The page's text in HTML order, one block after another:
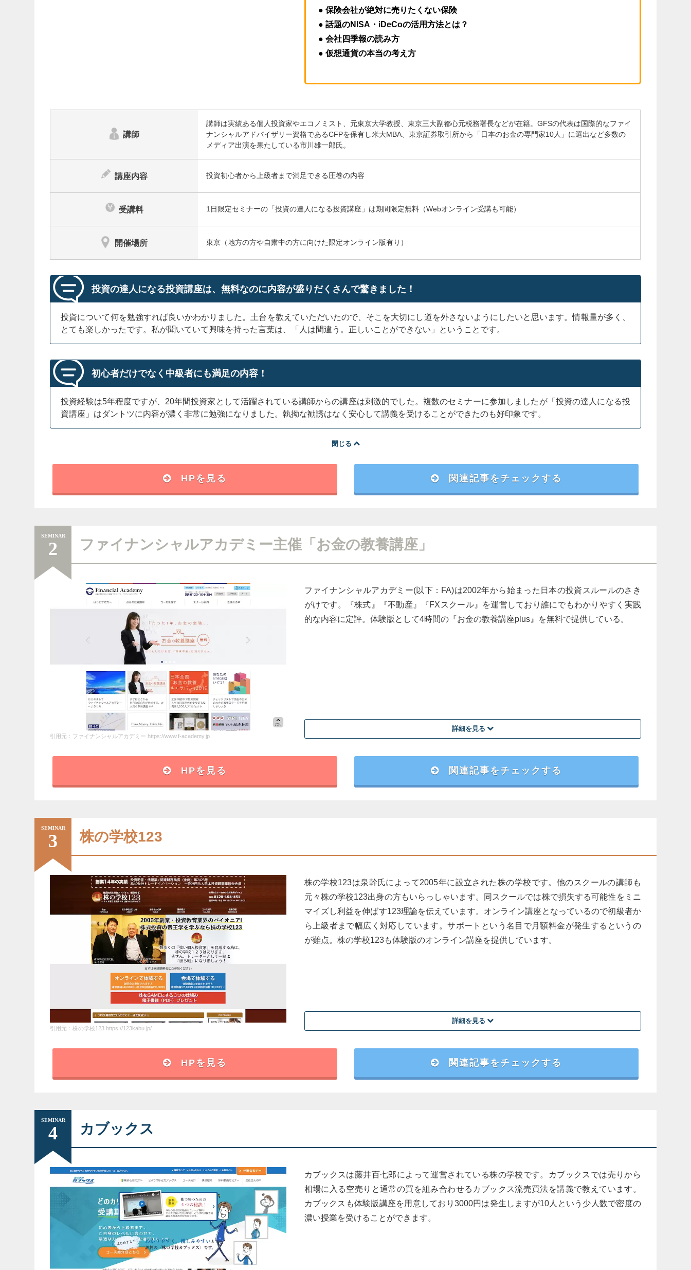
● 保険会社が絶対に売りたくない保険
● 話題のNISA・iDeCoの活用方法とは？
● 会社四季報の読み方
● 仮想通貨の本当の考え方
講師
講師は実績ある個人投資家やエコノミスト、元東京大学教授、東京三大副都心元税務署長などが在籍。GFSの代表は国際的なファイ
ナンシャルアドバイザリー資格であるCFPを保有し米大MBA、東京証券取引所から「日本のお金の専門家10人」に選出など多数の
メディア出演を果たしている市川雄一郎氏。
講座内容 投資初心者から上級者まで満足できる圧巻の内容
受講料 1日限定セミナーの「投資の達人になる投資講座」は期間限定無料（Webオンライン受講も可能）
開催場所 東京（地方の方や自粛中の方に向けた限定オンライン版有り）
投資の達人になる投資講座は、無料なのに内容が盛りだくさんで驚きました！
投資について何を勉強すれば良いかわかりました。土台を教えていただいたので、そこを大切にし道を外さないようにしたいと思います。情報量が多く、
とても楽しかったです。私が聞いていて興味を持った言葉は、「人は間違う。正しいことができない」ということです。
初心者だけでなく中級者にも満足の内容！
投資経験は5年程度ですが、20年間投資家として活躍されている講師からの講座は刺激的でした。複数のセミナーに参加しましたが「投資の達人になる投
資講座」はダントツに内容が濃く非常に勉強になりました。執拗な勧誘はなく安心して講義を受けることができたのも好印象です。
閉じる
HPを見る 関連記事をチェックする
SEMINAR
2 ファイナンシャルアカデミー主催「お金の教養講座」
引用元：ファイナンシャルアカデミー https://www.f-academy.jp
ファイナンシャルアカデミー(以下：FA)は2002年から始まった日本の投資スルールのさき
がけです。『株式』『不動産』『FXスクール』を運営しており誰にでもわかりやすく実践
的な内容に定評。体験版として4時間の『お金の教養講座plus』を無料で提供している。
詳細を見る
アンケートで高評価のプロ教師のみが講師を担当
受講料
開催場所
お金に関する考え方が変わりました
前半のお金の教養講座で天引き型の貯蓄法の重要性を知ることができた。自動的にお金が増えていく体質にしていきたいと思いました！
内容は特筆するものはなく初心者用
投資をある程度した方にとっては物足りない内容であった。初心者の方にとっては逆にわかりやすくためになる内容だと思う。
閉じる
HPを見る 関連記事をチェックする
SEMINAR
3 株の学校123
引用元：株の学校123 https://123kabu.jp/
株の学校123は泉幹氏によって2005年に設立された株の学校です。他のスクールの講師も
元々株の学校123出身の方もいらっしゃいます。同スクールでは株で損失する可能性をミニ
マイズし利益を伸ばす123理論を伝えています。オンライン講座となっているので初級者か
ら上級者まで幅広く対応しています。サポートという名目で月額料金が発生するというの
が難点。株の学校123も体験版のオンライン講座を提供しています。
詳細を見る
代表や元生徒の現役トレーダーが担当
受講料
開催場所
解るまで徹底して教えてくれる！
興味がある方にお勧めしたいと思いますね。123の生徒さんで、女性も、前よりビックリする程増えましたし。私の周りにはまだそういう女性が少ないの
で、もし興味のある方や、やりたい方に出会ったら、お勧めしたいですね★お勧めポイントは、解るまで教えてくれる所！です（笑）ちゃんと、自分自身
が理解できるまで、教えてくれる所が良いです・・！
HPを見る 関連記事をチェックする
SEMINAR
4 カブックス
カブックスは藤井百七郎によって運営されている株の学校です。カブックスでは売りから
相場に入る空売りと通常の買を組み合わせるカブックス流売買法を講義で教えています。
カブックスも体験版講座を用意しており3000円は発生しますが10人という少人数で密度の
濃い授業を受けることができます。